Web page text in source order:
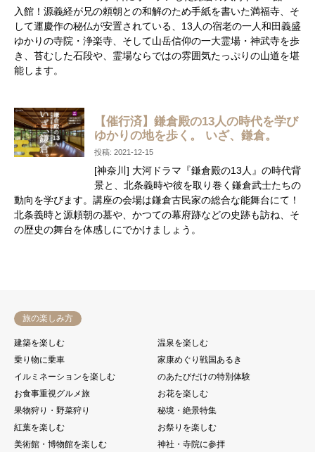
入館！源義経が兄の頼朝との和解のため手紙を書いた満福寺、そ
して運慶作の秘仏が安置されている、13人の宿老の一人和田義盛
ゆかりの寺院・浄楽寺、そして山岳信仰の一大霊場・神武寺を歩
き、苔むした石段や、霊場ならではの雰囲気たっぷりの山道を堪
能します。
【催行済】鎌倉殿の13人の時代を学び
ゆかりの地を歩く。 いざ、鎌倉。
投稿: 2021-12-15
[神奈川] 大河ドラマ『鎌倉殿の13人』の時代背
景と、北条義時や彼を取り巻く鎌倉武士たちの
動向を学びます。講座の会場は鎌倉古民家の総合な能舞台にて！
北条義時と源頼朝の墓や、かつての幕府跡などの史跡も訪ね、そ
の歴史の舞台を体感しにでかけましょう。
旅の楽しみ方
建築を楽しむ
温泉を楽しむ
乗り物に乗車
家康めぐり戦国あるき
イルミネーションを楽しむ
のあたびだけの特別体験
お食事重視グルメ旅
お花を楽しむ
果物狩り・野菜狩り
秘境・絶景特集
紅葉を楽しむ
お祭りを楽しむ
美術館・博物館を楽しむ
神社・寺院に参拝